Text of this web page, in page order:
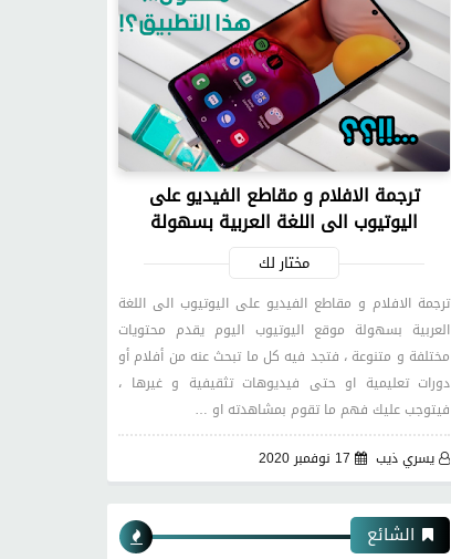
ترجمة الافلام و مقاطع الفيديو على
اليوتيوب الى اللغة العربية بسهولة
مختار لك
ترجمة الافلام و مقاطع الفيديو على اليوتيوب الى اللغة
العربية بسهولة موقع اليوتيوب اليوم يقدم محتويات
مختلفة و متنوعة ، فتجد فيه كل ما تبحث عنه من أفلام أو
دورات تعليمية او حتى فيديوهات تثقيفية و غيرها ،
فيتوجب عليك فهم ما تقوم بمشاهدته او …
يسري ذيب
17 نوفمبر 2020
الشائع